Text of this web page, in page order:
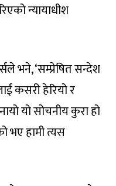
न्यायाधीश
भने, ‘सम्प्रेषित सन्देश
कसरी हेरियो र
यो सोचनीय कुरा हो
भए हामी त्यस